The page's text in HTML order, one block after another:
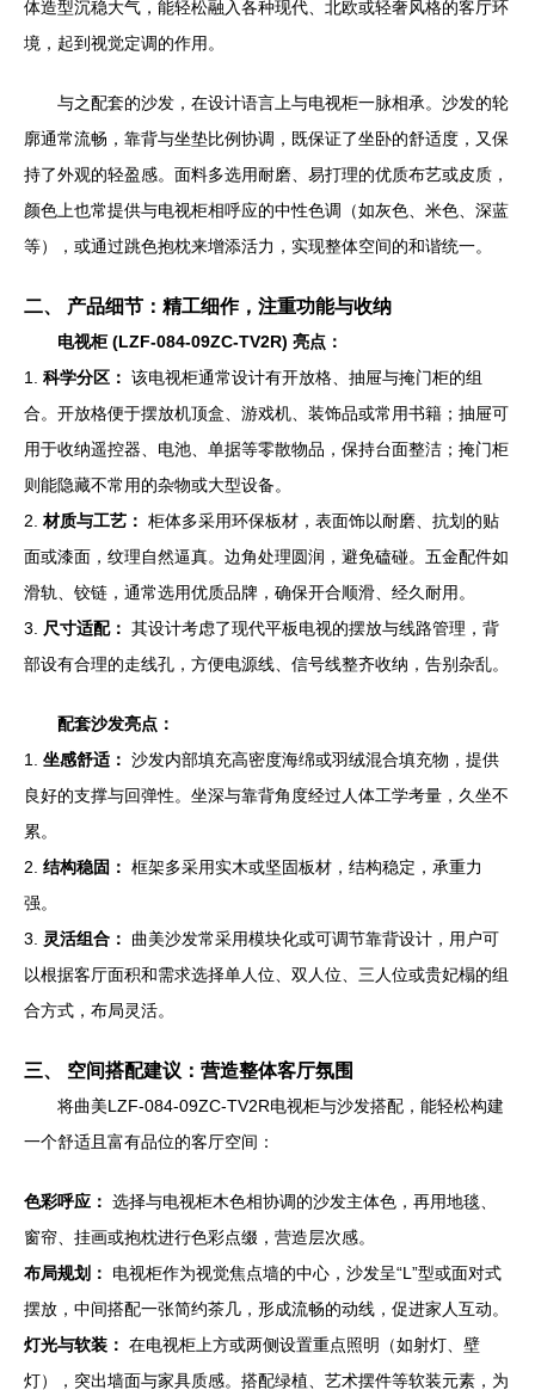
体造型沉稳大气，能轻松融入各种现代、北欧或轻奢风格的客厅环
境，起到视觉定调的作用。
与之配套的沙发，在设计语言上与电视柜一脉相承。沙发的轮
廓通常流畅，靠背与坐垫比例协调，既保证了坐卧的舒适度，又保
持了外观的轻盈感。面料多选用耐磨、易打理的优质布艺或皮质，
颜色上也常提供与电视柜相呼应的中性色调（如灰色、米色、深蓝
等），或通过跳色抱枕来增添活力，实现整体空间的和谐统一。
二、 产品细节：精工细作，注重功能与收纳
电视柜 (LZF-084-09ZC-TV2R) 亮点：
1. 科学分区： 该电视柜通常设计有开放格、抽屉与掩门柜的组
合。开放格便于摆放机顶盒、游戏机、装饰品或常用书籍；抽屉可
用于收纳遥控器、电池、单据等零散物品，保持台面整洁；掩门柜
则能隐藏不常用的杂物或大型设备。
2. 材质与工艺： 柜体多采用环保板材，表面饰以耐磨、抗划的贴
面或漆面，纹理自然逼真。边角处理圆润，避免磕碰。五金配件如
滑轨、铰链，通常选用优质品牌，确保开合顺滑、经久耐用。
3.
尺寸适配： 其设计考虑了现代平板电视的摆放与线路管理，背
部设有合理的走线孔，方便电源线、信号线整齐收纳，告别杂乱。
配套沙发亮点：
1. 坐感舒适： 沙发内部填充高密度海绵或羽绒混合填充物，提供
良好的支撑与回弹性。坐深与靠背角度经过人体工学考量，久坐不
累。
2. 结构稳固： 框架多采用实木或坚固板材，结构稳定，承重力
强。
3. 灵活组合：
曲美沙发常采用模块化或可调节靠背设计，用户可
以根据客厅面积和需求选择单人位、双人位、三人位或贵妃榻的组
合方式，布局灵活。
三、 空间搭配建议：营造整体客厅氛围
将曲美LZF-084-09ZC-TV2R电视柜与沙发搭配，能轻松构建
一个舒适且富有品位的客厅空间：
色彩呼应： 选择与电视柜木色相协调的沙发主体色，再用地毯、
窗帘、挂画或抱枕进行色彩点缀，营造层次感。
布局规划：
电视柜作为视觉焦点墙的中心，沙发呈“L”型或面对式
摆放，中间搭配一张简约茶几，形成流畅的动线，促进家人互动。
灯光与软装： 在电视柜上方或两侧设置重点照明（如射灯、壁
灯），突出墙面与家具质感。搭配绿植、艺术摆件等软装元素，为